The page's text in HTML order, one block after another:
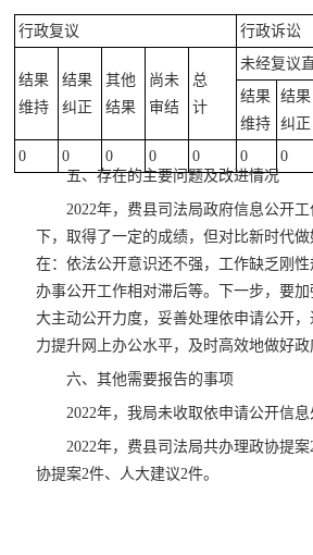
行政复议 行政诉讼
结果
维持
结果
纠正
其他
结果
尚未
审结
总
计
未经复议
结果
维持
结果
纠正
0
0 0 0 0 0 0
五、存在的主要问题及改进情况
2022年，费县司法局政府信息公开
下，取得了一定的成绩，但对比新时代
在：依法公开意识还不强，工作缺乏刚
办事公开工作相对滞后等。下一步，要
大主动公开力度，妥善处理依申请公开
力提升网上办公水平，及时高效地做好政
六、其他需要报告的事项
2022年，我局未收取依申请公开信息
2022年，费县司法局共办理政协提
协提案2件、人大建议2件。